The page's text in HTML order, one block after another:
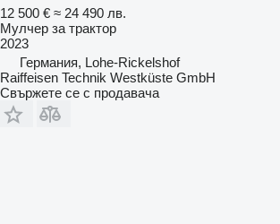
12 500 € ≈ 24 490 лв.
Мулчер за трактор
2023
Германия, Lohe-Rickelshof
Raiffeisen Technik Westküste GmbH
Свържете се с продавача